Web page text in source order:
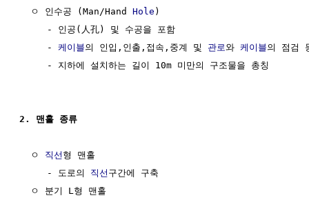
  ㅇ 인수공 (Man/Hand
Hole )
     - 인공(人孔) 및 수공을 포함
     -
케이블의 인입,인출,접속,중계 및 관로와 케이블의 점검
     - 지하에 설치하는 길이 10m 미만의 구조물을 총칭
2. 맨홀 종류
  ㅇ
직선 형 맨홀
     - 도로의
직선 구간에 구축
  ㅇ 분기 L형 맨홀